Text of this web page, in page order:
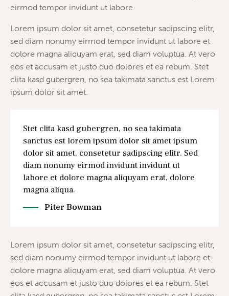
eirmod tempor invidunt ut labore.
Lorem ipsum dolor sit amet, consetetur sadipscing elitr,
sed diam nonumy eirmod tempor invidunt ut labore et
dolore magna aliquyam erat, sed diam voluptua. At vero
eos et accusam et justo duo dolores et ea rebum. Stet
clita kasd gubergren, no sea takimata sanctus est Lorem
ipsum dolor sit amet.
Stet clita kasd gubergren, no sea takimata
sanctus est lorem ipsum dolor sit amet ipsum
dolor sit amet, consetetur sadipscing elitr. Sed
diam nonumy eirmod invidunt invidunt ut
labore et dolore magna aliquyam erat, dolore
magna aliqua.
Piter Bowman
Lorem ipsum dolor sit amet, consetetur sadipscing elitr,
sed diam nonumy eirmod tempor invidunt ut labore et
dolore magna aliquyam erat, sed diam voluptua. At vero
eos et accusam et justo duo dolores et ea rebum. Stet